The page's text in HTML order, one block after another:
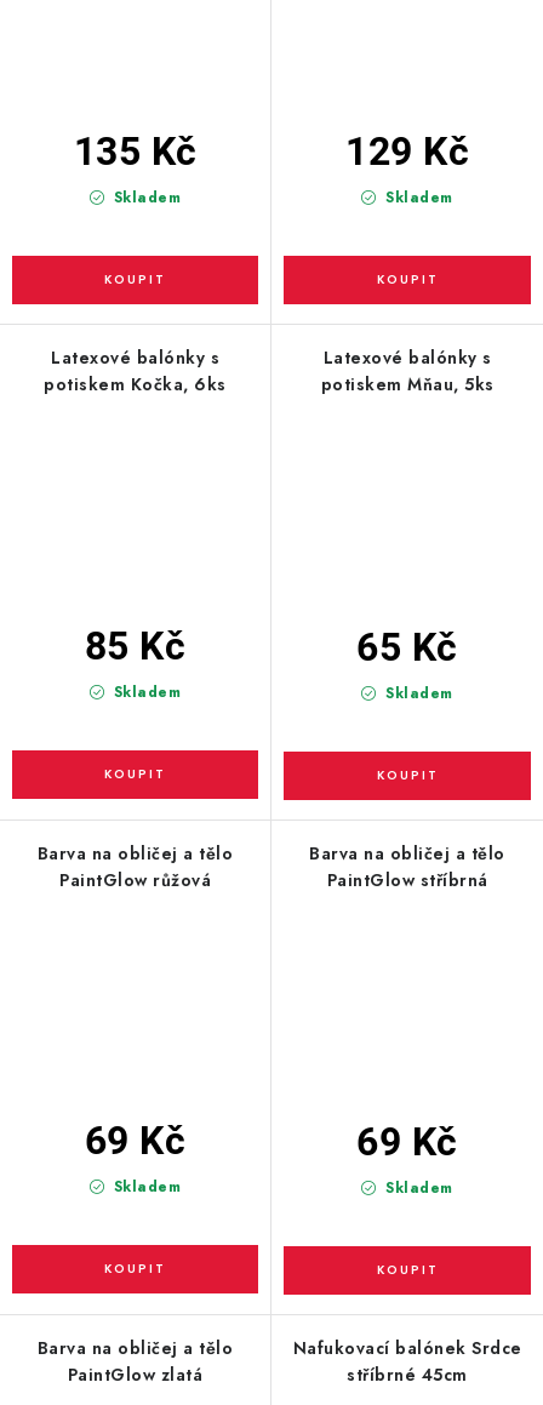
Skladem
135 Kč
Skladem
129 Kč
Latexové balónky s
potiskem Kočka, 6ks
Skladem
85 Kč
Latexové balónky s
potiskem Mňau, 5ks
Skladem
65 Kč
Barva na obličej a tělo
PaintGlow růžová
Skladem
69 Kč
Barva na obličej a tělo
PaintGlow stříbrná
Skladem
69 Kč
Barva na obličej a tělo
PaintGlow zlatá
Nafukovací balónek Srdce
stříbrné 45cm